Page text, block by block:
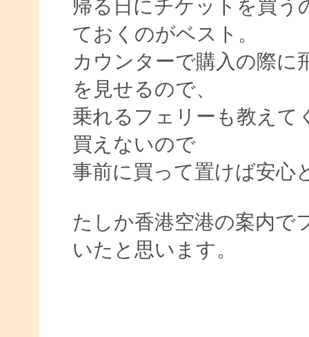
帰る日にチケットを買う
ておくのがベスト。
カウンターで購入の際に
を見せるので、
乗れるフェリーも教えて
買えないので
事前に買って置けば安心
たしか香港空港の案内で
いたと思います。